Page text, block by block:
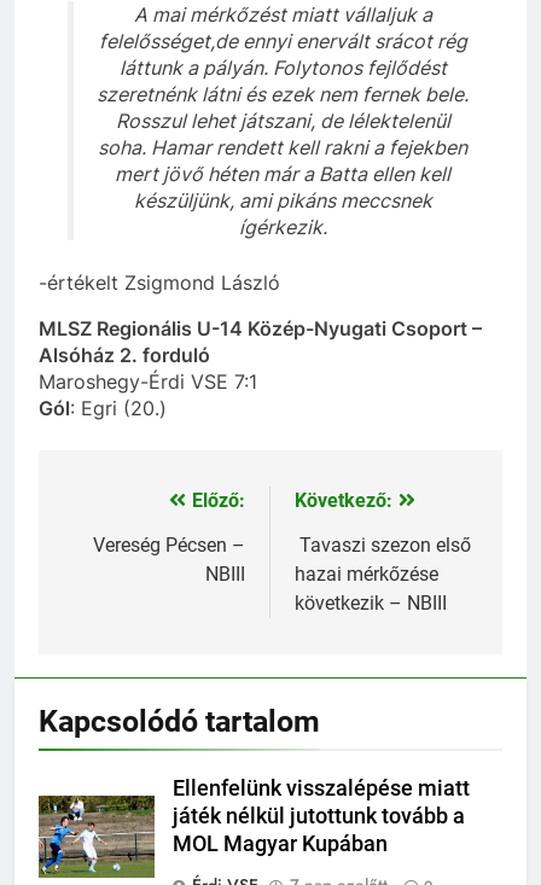
A mai mérkőzést miatt vállaljuk a
felelősséget,de ennyi enervált srácot rég
láttunk a pályán. Folytonos fejlődést
szeretnénk látni és ezek nem fernek bele.
Rosszul lehet játszani, de lélektelenül
soha. Hamar rendett kell rakni a fejekben
mert jövő héten már a Batta ellen kell
készüljünk, ami pikáns meccsnek
ígérkezik.
-értékelt Zsigmond László
MLSZ Regionális U-14 Közép-Nyugati Csoport –
Alsóház 2. forduló
Maroshegy-Érdi VSE 7:1
Gól: Egri (20.)
Bejegyzés
navigáció
Előző:
Vereség Pécsen –
NBIII
Következő:
Tavaszi szezon első
hazai mérkőzése
következik – NBIII
Kapcsolódó tartalom
Ellenfelünk visszalépése miatt
játék nélkül jutottunk tovább a
MOL Magyar Kupában